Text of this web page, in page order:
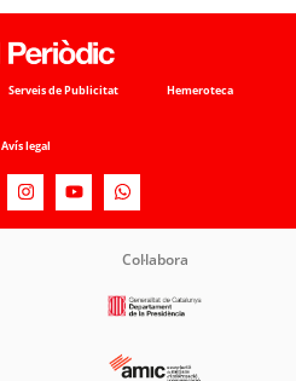
Serveis de Publicitat Hemeroteca
Avís legal
Col·labora